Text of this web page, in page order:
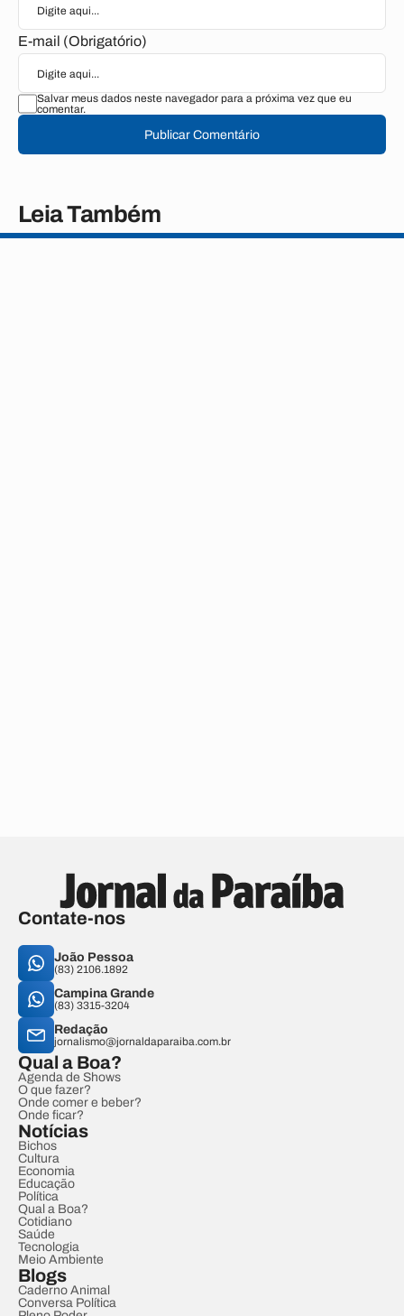
E-mail (Obrigatório)
Salvar meus dados neste navegador para a próxima vez que eu
comentar.
Publicar Comentário
Leia Também
Contate-nos
João Pessoa
(83) 2106.1892
Campina Grande
(83) 3315-3204
Redação
jornalismo@jornaldaparaiba.com.br
Qual a Boa?
Agenda de Shows
O que fazer?
Onde comer e beber?
Onde ficar?
Notícias
Bichos
Cultura
Economia
Educação
Política
Qual a Boa?
Cotidiano
Saúde
Tecnologia
Meio Ambiente
Blogs
Caderno Animal
Conversa Política